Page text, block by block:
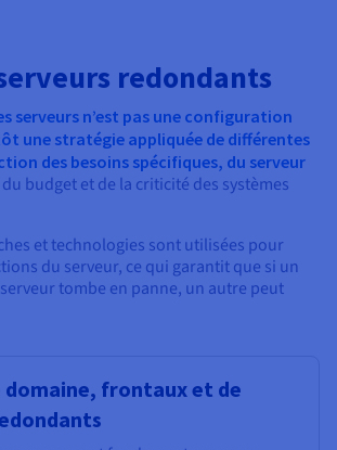
redondants
serveurs n’est pas une configuration
une stratégie appliquée de différentes
des besoins spécifiques, du serveur
budget et de la criticité des systèmes
et technologies sont utilisées pour
du serveur, ce qui garantit que si un
tombe en panne, un autre peut
domaine, frontaux et de